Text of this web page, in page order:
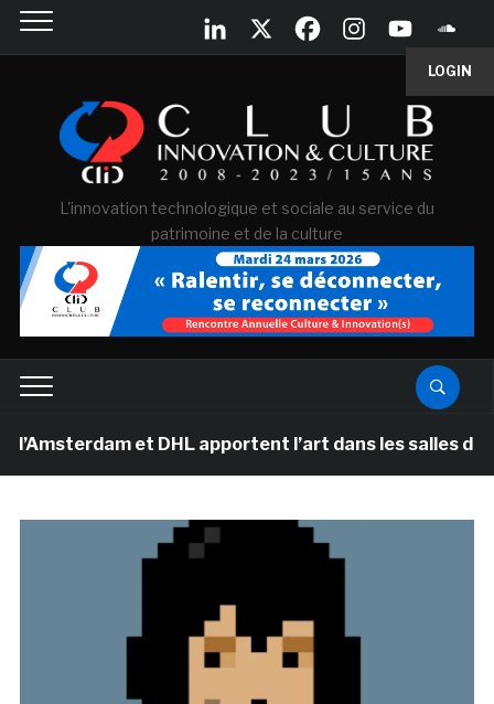
LOGIN
L'innovation technologique et sociale au service du
patrimoine et de la culture
et DHL apportent l’art dans les salles de